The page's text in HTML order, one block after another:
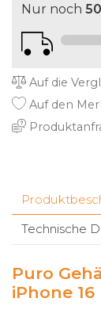
Nur noch
Auf die
Auf den
Technische
Puro
iPhone